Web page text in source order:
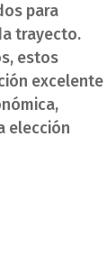
para
trayecto.
estos
excelente
elección